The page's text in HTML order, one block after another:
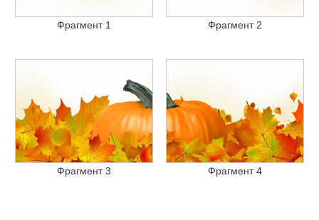
Фрагмент 1 Фрагмент 2
Фрагмент 3 Фрагмент 4